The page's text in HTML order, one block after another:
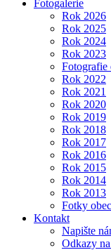
Fotogalerie
Rok 2026
Rok 2025
Rok 2024
Rok 2023
Fotografie
Rok 2022
Rok 2021
Rok 2020
Rok 2019
Rok 2018
Rok 2017
Rok 2016
Rok 2015
Rok 2014
Rok 2013
Fotky obec
Kontakt
Napište
Odkazy